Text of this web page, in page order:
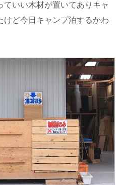
ていい木材が置いてありキャ
けど今日キャンプ泊するかわ